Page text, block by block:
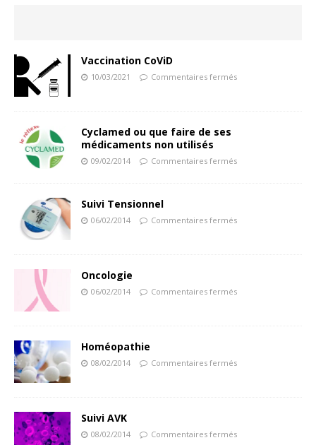
Vaccination CoViD
10/03/2021 Commentaires fermés
Cyclamed ou que faire de ses
médicaments non utilisés
09/02/2014 Commentaires fermés
Suivi Tensionnel
06/02/2014 Commentaires fermés
Oncologie
06/02/2014 Commentaires fermés
Homéopathie
08/02/2014 Commentaires fermés
Suivi AVK
08/02/2014 Commentaires fermés